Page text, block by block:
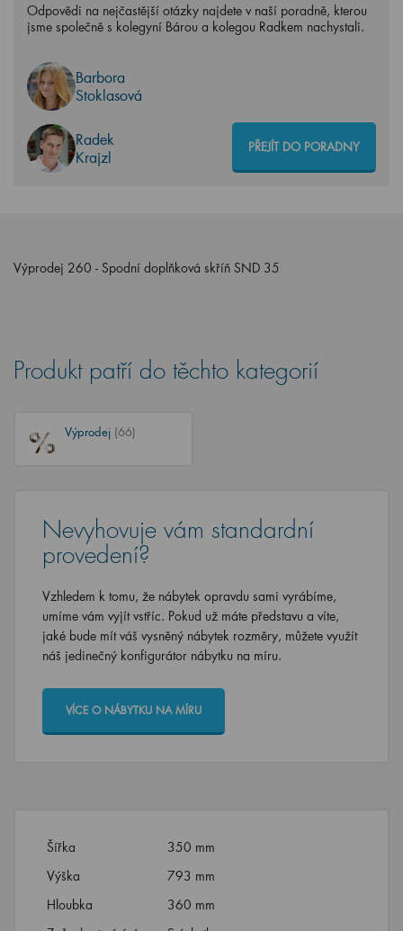
Odpovědi na nejčastější otázky najdete v naší poradně, kterou
jsme společně s kolegyní Bárou a kolegou Radkem nachystali.
Barbora
Stoklasová
Radek
Krajzl
PŘEJÍT DO PORADNY
Výprodej 260 - Spodní doplňková skříň SND 35
Produkt patří do těchto kategorií
Výprodej (66)
Nevyhovuje vám standardní
provedení?
Vzhledem k tomu, že nábytek opravdu sami vyrábíme,
umíme vám vyjít vstříc. Pokud už máte představu a víte,
jaké bude mít váš vysněný nábytek rozměry, můžete využít
náš jedinečný konfigurátor nábytku na míru.
VÍCE O NÁBYTKU NA MÍRU
Šířka
350 mm
Výška
793 mm
Hloubka
360 mm